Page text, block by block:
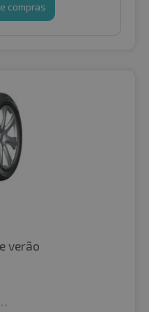
compras
verão